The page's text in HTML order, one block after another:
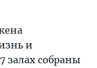
и
залах собраны